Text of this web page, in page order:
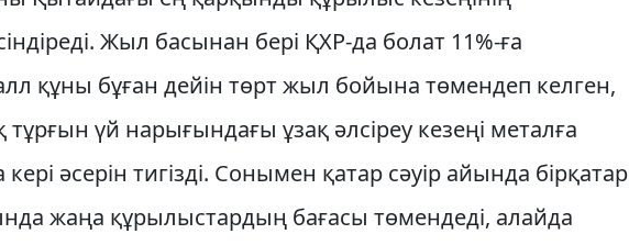
Жыл басынан бері ҚХР-да болат 11%-ға
құны бұған дейін төрт жыл бойына төмендеп келген,
тұрғын үй нарығындағы ұзақ әлсіреу кезеңі металға
әсерін тигізді. Сонымен қатар сәуір айында бірқатар
жаңа құрылыстардың бағасы төмендеді, алайда